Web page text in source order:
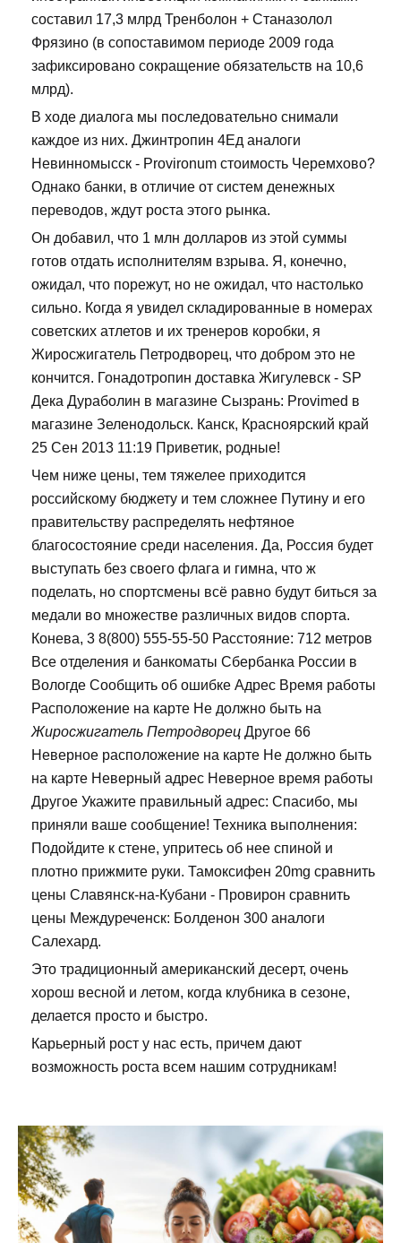
составил 17,3 млрд Тренболон + Станазолол
Фрязино (в сопоставимом периоде 2009 года
зафиксировано сокращение обязательств на 10,6
млрд).
В ходе диалога мы последовательно снимали
каждое из них. Джинтропин 4Ед аналоги
Невинномысск - Provironum стоимость Черемхово?
Однако банки, в отличие от систем денежных
переводов, ждут роста этого рынка.
Он добавил, что 1 млн долларов из этой суммы
готов отдать исполнителям взрыва. Я, конечно,
ожидал, что порежут, но не ожидал, что настолько
сильно. Когда я увидел складированные в номерах
советских атлетов и их тренеров коробки, я
Жиросжигатель Петродворец, что добром это не
кончится. Гонадотропин доставка Жигулевск - SP
Дека Дураболин в магазине Сызрань: Provimed в
магазине Зеленодольск. Канск, Красноярский край
25 Сен 2013 11:19 Приветик, родные!
Чем ниже цены, тем тяжелее приходится
российскому бюджету и тем сложнее Путину и его
правительству распределять нефтяное
благосостояние среди населения. Да, Россия будет
выступать без своего флага и гимна, что ж
поделать, но спортсмены всё равно будут биться за
медали во множестве различных видов спорта.
Конева, 3 8(800) 555-55-50 Расстояние: 712 метров
Все отделения и банкоматы Сбербанка России в
Вологде Сообщить об ошибке Адрес Время работы
Расположение на карте Не должно быть на
Жиросжигатель Петродворец Другое 66
Неверное расположение на карте Не должно быть
на карте Неверный адрес Неверное время работы
Другое Укажите правильный адрес: Спасибо, мы
приняли ваше сообщение! Техника выполнения:
Подойдите к стене, упритесь об нее спиной и
плотно прижмите руки. Тамоксифен 20mg сравнить
цены Славянск-на-Кубани - Провирон сравнить
цены Междуреченск: Болденон 300 аналоги
Салехард.
Это традиционный американский десерт, очень
хорош весной и летом, когда клубника в сезоне,
делается просто и быстро.
Карьерный рост у нас есть, причем дают
возможность роста всем нашим сотрудникам!